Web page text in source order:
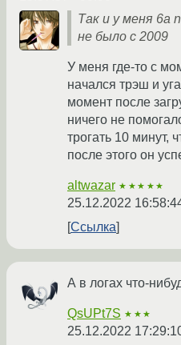
Так и у меня 6а
не было с 2009
У меня где-то с
начался трэш и
момент после
ничего не
трогать 10 минут,
после этого он
altwazar ★★★★★
25.12.2022
Ссылка
А в логах что-
QsUPt7S ★★★
25.12.2022